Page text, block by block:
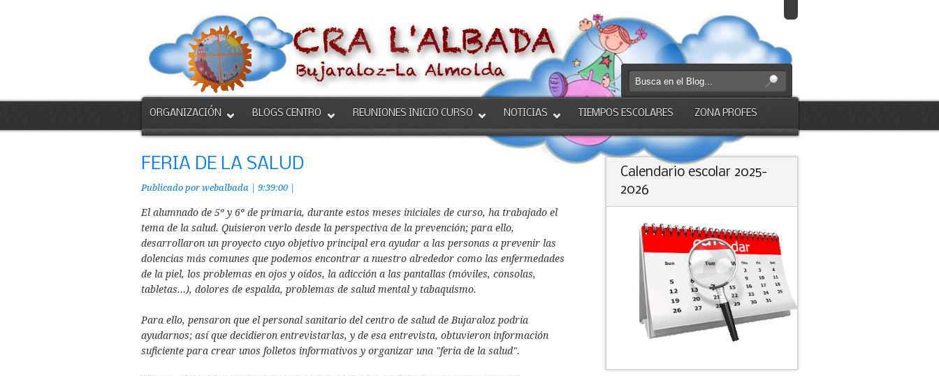
ORGANIZACIÓN BLOGS CENTRO REUNIONES INICIO CURSO NOTICIAS TIEMPOS ESCOLARES ZONA PROFES
FERIA DE LA SALUD
Publicado por webalbada 9:39:00
El alumnado de 5º y 6º de primaria, durante estos meses iniciales de curso, ha trabajado el
tema de la salud. Quisieron verlo desde la perspectiva de la prevención; para ello,
desarrollaron un proyecto cuyo objetivo principal era ayudar a las personas a prevenir las
dolencias más comunes que podemos encontrar a nuestro alrededor como las enfermedades
de la piel, los problemas en ojos y oídos, la adicción a las pantallas (móviles, consolas,
tabletas...), dolores de espalda, problemas de salud mental y tabaquismo.
Para ello, pensaron que el personal sanitario del centro de salud de Bujaraloz podría
ayudarnos; así que decidieron entrevistarlas, y de esa entrevista, obtuvieron información
suficiente para crear unos folletos informativos y organizar una "feria de la salud".
Calendario escolar 2025-
2026